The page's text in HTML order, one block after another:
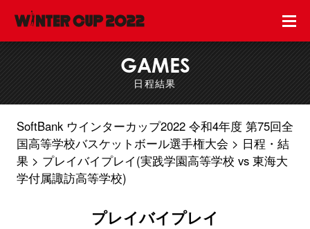
GAMES
日程結果
SoftBank ウインターカップ2022 令和4年度 第75回全
国高等学校バスケットボール選手権大会
日程・結
果
プレイバイプレイ(実践学園高等学校 vs 東海大
学付属諏訪高等学校)
プレイバイプレイ